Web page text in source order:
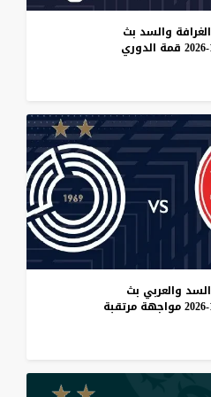
الغرافة والسد بث
قمة الدوري
السد والعربي بث
مواجهة مرتقبة